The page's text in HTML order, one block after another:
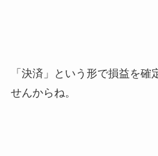
「決済」という形で損益を確
せんからね。